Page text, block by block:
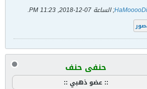
HaMooooDi; الساعة 07-12-2018, 11:23 PM
.
حنفى حنف
:: عضو ذهبي ::